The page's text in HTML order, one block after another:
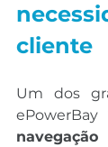
cliente
Um dos